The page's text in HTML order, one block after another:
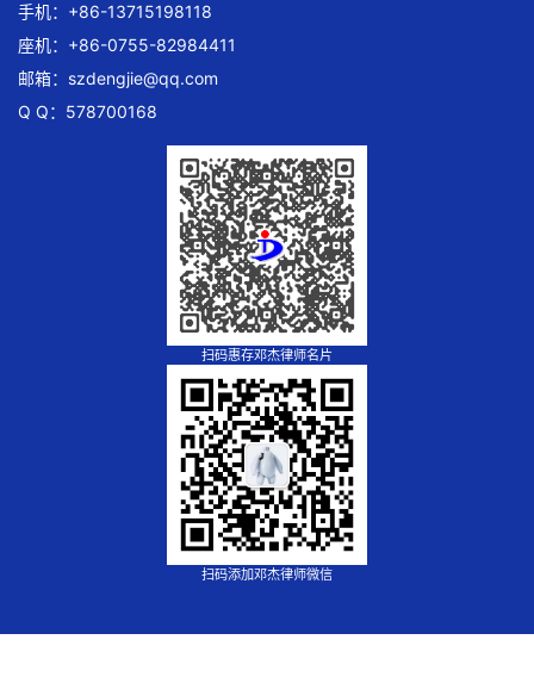
手机：+86-13715198118
座机：+86-0755-82984411
邮箱： szdengjie@qq.com
Q Q：578700168
扫码惠存邓杰律师名片
扫码添加邓杰律师微信